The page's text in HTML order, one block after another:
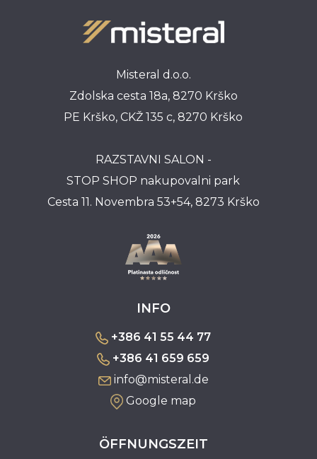
Misteral d.o.o.
Zdolska cesta 18a, 8270 Krško
PE Krško, CKŽ 135 c, 8270 Krško
RAZSTAVNI SALON -
STOP SHOP nakupovalni park
Cesta 11. Novembra 53+54, 8273 Krško
INFO
+386 41 55 44 77
+386 41 659 659
info@misteral.de
Google map
ÖFFNUNGSZEIT